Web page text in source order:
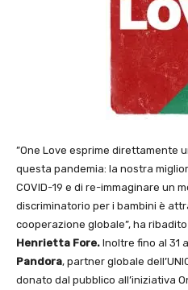
”One Love esprime direttamente
questa pandemia: la nostra
COVID-19 e di re-immaginare un
discriminatorio per i bambini è
cooperazione globale”, ha ribadito
Henrietta Fore. Inoltre fino al 31
Pandora, partner globale
donato dal pubblico all’iniziativa